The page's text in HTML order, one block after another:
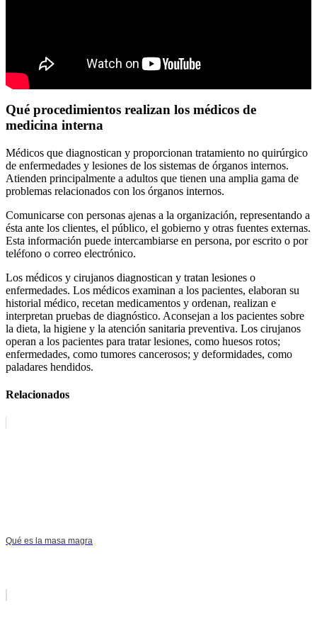
Qué procedimientos realizan los médicos de
medicina interna
Médicos que diagnostican y proporcionan tratamiento no quirúrgico
de enfermedades y lesiones de los sistemas de órganos internos.
Atienden principalmente a adultos que tienen una amplia gama de
problemas relacionados con los órganos internos.
Comunicarse con personas ajenas a la organización, representando a
ésta ante los clientes, el público, el gobierno y otras fuentes externas.
Esta información puede intercambiarse en persona, por escrito o por
teléfono o correo electrónico.
Los médicos y cirujanos diagnostican y tratan lesiones o
enfermedades. Los médicos examinan a los pacientes, elaboran su
historial médico, recetan medicamentos y ordenan, realizan e
interpretan pruebas de diagnóstico. Aconsejan a los pacientes sobre
la dieta, la higiene y la atención sanitaria preventiva. Los cirujanos
operan a los pacientes para tratar lesiones, como huesos rotos;
enfermedades, como tumores cancerosos; y deformidades, como
paladares hendidos.
Relacionados
Qué es la masa magra